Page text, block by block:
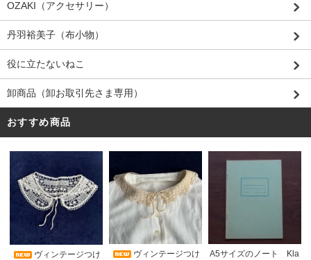
OZAKI（アクセサリー）
丹羽裕美子（布小物）
役に立たないねこ
卸商品（卸お取引先さま専用）
おすすめ商品
ヴィンテージつけ
ヴィンテージつけ
A5サイズのノート Kla